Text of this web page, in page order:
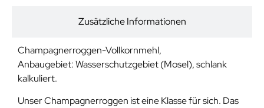
Zusätzliche Informationen
Champagnerroggen-Vollkornmehl,
Anbaugebiet: Wasserschutzgebiet (Mosel), schlank
kalkuliert.
Unser Champagnerroggen ist eine Klasse für sich. Das